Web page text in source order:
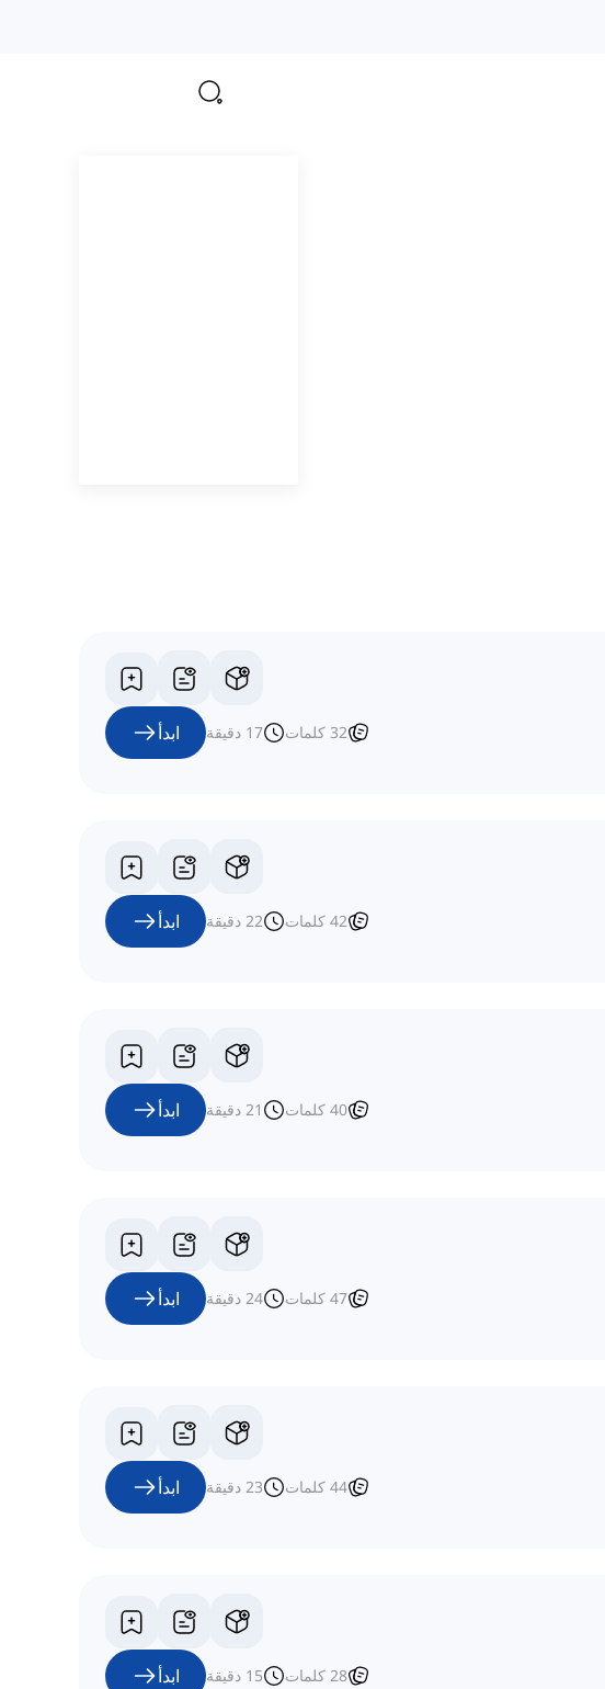
32 كلمات 17 دقيقة ابدأ
42 كلمات 22 دقيقة ابدأ
40 كلمات 21 دقيقة ابدأ
47 كلمات 24 دقيقة ابدأ
44 كلمات 23 دقيقة ابدأ
28 كلمات 15 دقيقة ابدأ